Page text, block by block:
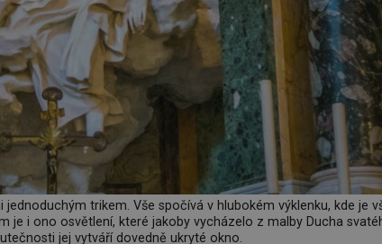
trikem. Vše spočívá v hlubokém výklenku, kde je
je i ono osvětlení, které jakoby vycházelo z malby Ducha
jej vytváří dovedně ukryté okno.